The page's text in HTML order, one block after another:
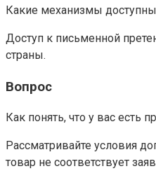
Какие механизмы доступны
Доступ к письменной
страны.
Вопрос
Как понять, что у вас есть
Рассматривайте условия
товар не соответствует